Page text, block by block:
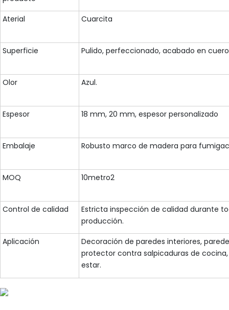
Aterial Cuarcita
Superficie Pulido, perfeccionado, acabado en
Olor Azul.
Espesor 18 mm, 20 mm, espesor personalizado
Embalaje Robusto marco de madera para
MOQ 10metro2
Control de calidad
Estricta inspección de calidad durante
producción.
Aplicación
Decoración de paredes interiores,
protector contra salpicaduras de
estar.